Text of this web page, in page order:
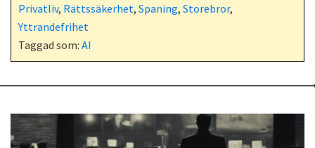
Privatliv, Rättssäkerhet, Spaning, Storebror,
Yttrandefrihet
Taggad som: AI